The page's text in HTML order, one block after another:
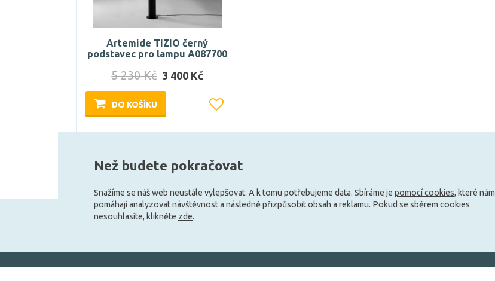
Artemide TIZIO černý
podstavec pro lampu A087700
5 230 Kč 3 400 Kč
DO KOŠÍKU
+420 727 800 069
Než budete pokračovat
Snažíme se náš web neustále vylepšovat. A k tomu potřebujeme data. Sbíráme je pomocí cookies, které nám
pomáhají analyzovat návštěvnost a následně přizpůsobit obsah a reklamu. Pokud se sběrem cookies
nesouhlasíte, klikněte zde.